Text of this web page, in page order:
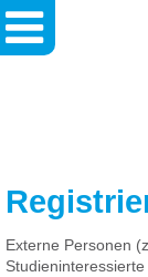
Externe Personen